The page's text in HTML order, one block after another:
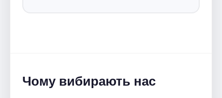
Чому вибирають нас